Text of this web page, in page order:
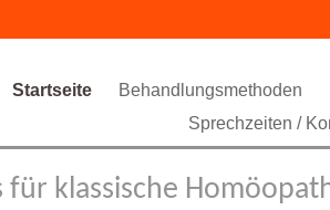
Startseite Behandlungsmethoden
Sprechzeiten /
für klassische